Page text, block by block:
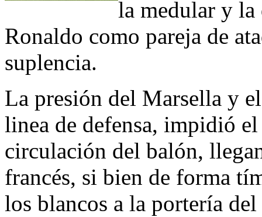
la medular y la
Ronaldo como pareja de
suplencia.
La presión del Marsella y
linea de defensa, impidió
circulación del balón,
francés, si bien de forma
los blancos a la portería